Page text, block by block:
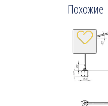
Похожие